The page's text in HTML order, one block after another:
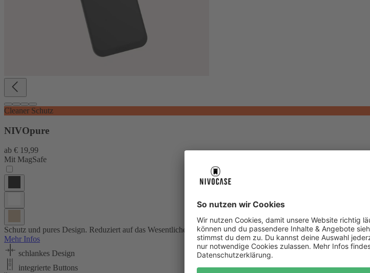
Cleaner Schutz
NIVOpure
ab € 19,99
Mit MagSafe
Schutz und pures Design. Reduziert auf das Wesentliche.
Mehr Infos
schlankes Design
integrierte Buttons